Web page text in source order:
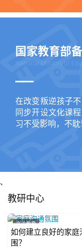
国家教育部
National Ministry of
在改变叛逆孩子
同步开设文化课
习不受影响，不耽
、
学校环境
青少年专门学校环境
学校环境
活，学校举办趣味小游
成长相册
展现精神风貌
日常训练
讲《学习的觉醒》
学校动态
教研中心
亲子教育
如何建立良好的家庭
围？